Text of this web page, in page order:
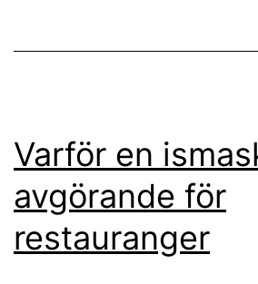
Varför en
avgörande för
restauranger